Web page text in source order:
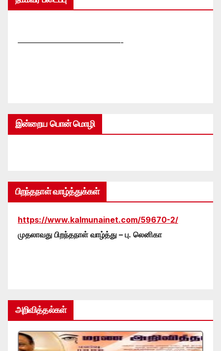
—————————————-
இன்றைய பொன் மொழி
பிறந்தநாள் வாழ்த்துக்கள்
https://www.kalmunainet.com/59670-2/
முதலாவது பிறந்தநாள் வாழ்த்து – பு. லெனிகா
அறிவித்தல்கள்